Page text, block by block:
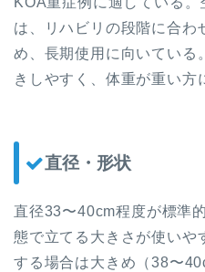
は、リハビリの段階に合わ
め、長期使用に向いている
きしやすく、体重が重い方
直径・形状
直径33〜40cm程度が標準
態で立てる大きさが使いや
する場合は大きめ（38〜